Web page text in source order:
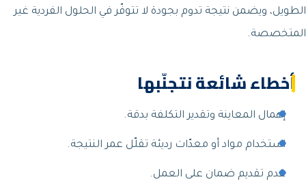
الطويل، ويضمن نتيجة تدوم بجودة لا تتوفّر في الحلول الفردية غير
المتخصصة.
أخطاء شائعة نتجنّبها
إهمال المعاينة وتقدير التكلفة بدقة.
استخدام مواد أو معدّات رديئة تقلّل عمر النتيجة.
عدم تقديم ضمان على العمل.